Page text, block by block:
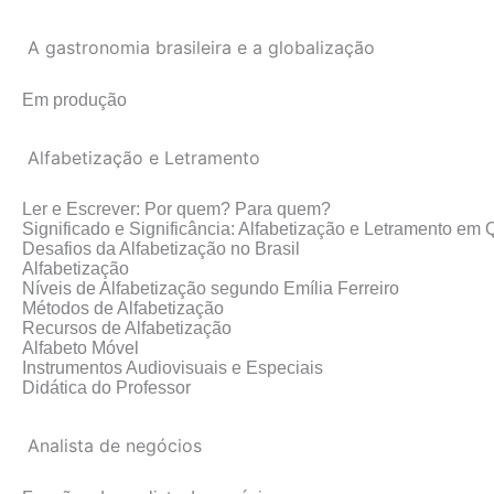
A gastronomia brasileira e a globalização
Em produção
Alfabetização e Letramento
Ler e Escrever: Por quem? Para quem?
Significado e Significância: Alfabetização e Letramento em
Desafios da Alfabetização no Brasil
Alfabetização
Níveis de Alfabetização segundo Emília Ferreiro
Métodos de Alfabetização
Recursos de Alfabetização
Alfabeto Móvel
Instrumentos Audiovisuais e Especiais
Didática do Professor
Analista de negócios